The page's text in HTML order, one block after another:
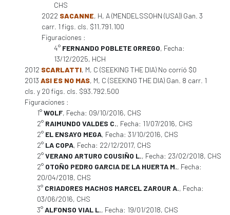
CHS
2022 SACANNE, H, A (MENDELSSOHN (USA)) Gan. 3
carr. 1 figs. cls. $11.791.100
Figuraciones :
4° FERNANDO POBLETE ORREGO, Fecha:
13/12/2025, HCH
2012 SCARLATTI, M, C (SEEKING THE DIA) No corrió $0
2013 ASI ES NO MAS, M, C (SEEKING THE DIA) Gan. 8 carr. 1
cls. y 20 figs. cls. $93.792.500
Figuraciones :
1°WOLF, Fecha: 09/10/2016, CHS
2° RAIMUNDO VALDES C., Fecha: 11/07/2016, CHS
2° EL ENSAYO MEGA, Fecha: 31/10/2016, CHS
2° LA COPA, Fecha: 22/12/2017, CHS
2°VERANO ARTURO COUSIÑO L., Fecha: 23/02/2018, CHS
2° OTOÑO PEDRO GARCIA DE LA HUERTA M., Fecha:
20/04/2018, CHS
3° CRIADORES MACHOS MARCEL ZAROUR A., Fecha:
03/06/2016, CHS
3°ALFONSO VIAL L., Fecha: 19/01/2018, CHS